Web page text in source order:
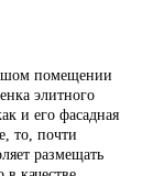
помещении
элитного
и его фасадная
то, почти
размещать